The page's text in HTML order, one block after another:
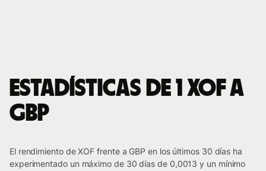
Estadísticas de 1 XOF a
GBP
El rendimiento de XOF frente a GBP en los últimos 30 días ha
experimentado un máximo de 30 días de 0,0013 y un mínimo